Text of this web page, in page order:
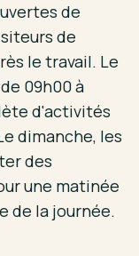
de
de
le travail. Le
09h00 à
d'activités
dimanche, les
des
une matinée
de la journée.